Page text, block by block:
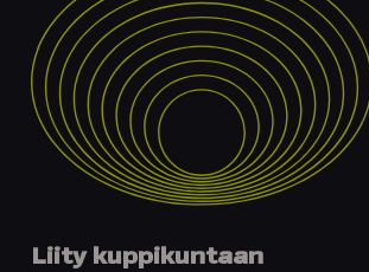
Liity kuppikuntaan